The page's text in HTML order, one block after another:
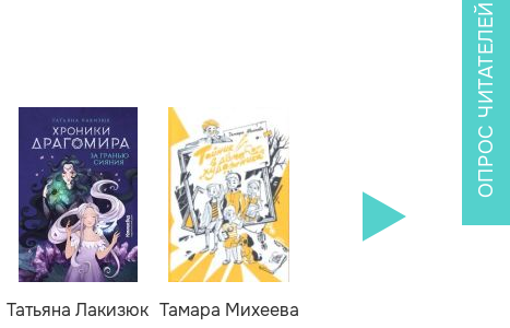
Татьяна Лакизюк Тамара Михеева
ОПРОС ЧИТАТЕЛЕЙ